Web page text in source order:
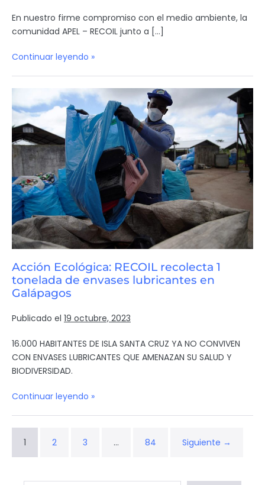
En nuestro firme compromiso con el medio ambiente, la
comunidad APEL – RECOIL junto a […]
Continuar leyendo »
Acción Ecológica: RECOIL recolecta 1
tonelada de envases lubricantes en
Galápagos
Publicado el 19 octubre, 2023
16.000 HABITANTES DE ISLA SANTA CRUZ YA NO CONVIVEN
CON ENVASES LUBRICANTES QUE AMENAZAN SU SALUD Y
BIODIVERSIDAD.
Continuar leyendo »
1 2 3 … 84 Siguiente →